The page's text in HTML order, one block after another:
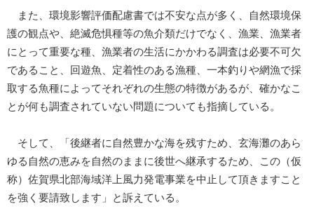
また、環境影響評価配慮書では不安な点が多く、自然環境保
護の観点や、絶滅危惧種等の魚介類だけでなく、漁業、漁業者
にとって重要な種、漁業者の生活にかかわる調査は必要不可欠
であること、回遊魚、定着性のある漁種、一本釣りや網漁で採
取する魚種によってそれぞれの生態の特徴があるが、確かなこ
とが何も調査されていない問題についても指摘している。
そして、「後継者に自然豊かな海を残すため、玄海灘のあら
ゆる自然の恵みを自然のままに後世へ継承するため、この（仮
称）佐賀県北部海域洋上風力発電事業を中止して頂きますこと
を強く要請致します」と訴えている。